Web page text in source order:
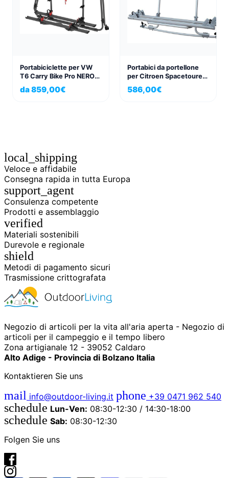
Portabiciclette per VW
T6 Carry Bike Pro NERO
PROFONDO
da859,00€
Portabici da portellone
per Citroen Spacetourer,
Peugeot Traveller e
Toyota Proace
586,00€
local_shipping
Veloce e affidabile
Consegna rapida in tutta Europa
support_agent
Consulenza competente
Prodotti e assemblaggio
verified
Materiali sostenibili
Durevole e regionale
shield
Metodi di pagamento sicuri
Trasmissione crittografata
Negozio di articoli per la vita all'aria aperta - Negozio di
articoli per il campeggio e il tempo libero
Zona artigianale 12 - 39052 Caldaro
Alto Adige - Provincia di Bolzano Italia
Kontaktieren Sie uns
mail info@outdoor-living.it phone +39 0471 962 540
schedule Lun-Ven: 08:30-12:30 / 14:30-18:00
schedule Sab: 08:30-12:30
Folgen Sie uns